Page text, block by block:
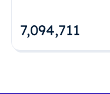
7,094,712